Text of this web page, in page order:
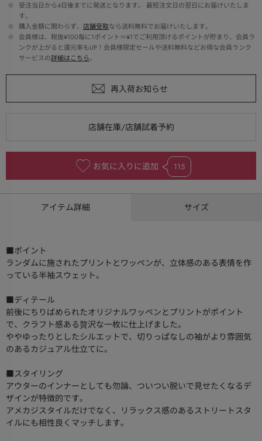
※
受注当日から4日後までに発送となります。 最短注文日の翌日にお届けいたしま
す。
※
購入金額に関わらず、 店舗受取なら送料無料でお届けいたします。
※
会員様は、税抜¥100毎に1ポイント＝¥1でご利用頂けるポイントが貯まり、会員ラ
ンクが上がると還元率もUP！会員様限定セールや送料無料などお得な会員ランク
サービスの詳細はこちら。
お気に入りに追加 115
アイテム詳細 サイズ
■ポイント
ランダムに施されたプリントとワッペンが、立体感のある表情を作
っている半袖スウェット。
■ディテール
前後にちりばめられたオリジナルワッペンとプリントがポイント
で、クラフト感ある贅沢な一枚に仕上げました。
ややゆったりとしたシルエットで、切りっぱなしの袖がより雰囲気
のあるカジュアル仕立てに。
■スタイリング
アウターのインナーとしても勿論、ついつい脱いで見せたくなるデ
ザインが特徴的です。
アメカジスタイルだけでなく、リラックス感のあるストリートスタ
イルにも相性良くマッチします。